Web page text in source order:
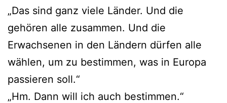
„Das sind ganz viele Länder. Und die
gehören alle zusammen. Und die
Erwachsenen in den Ländern dürfen alle
wählen, um zu bestimmen, was in Europa
passieren soll.“
„Hm. Dann will ich auch bestimmen.“